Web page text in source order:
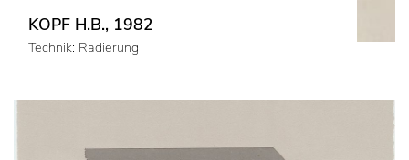
KOPF H.B., 1982
Technik: Radierung